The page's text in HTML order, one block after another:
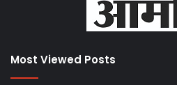
Most Viewed Posts